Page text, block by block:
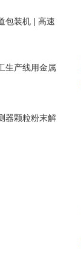
包装机 | 高速
生产线用金属
器颗粒粉末解